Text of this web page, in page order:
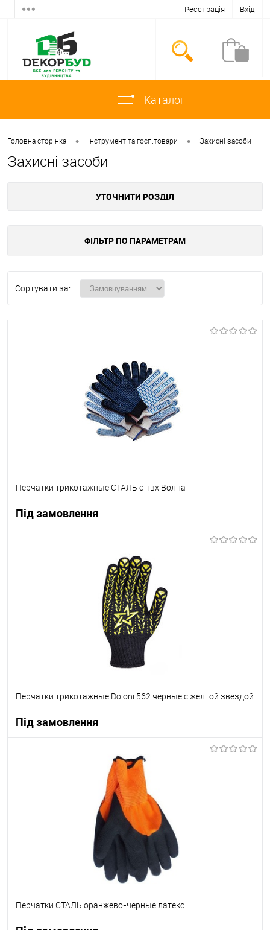
Реєстрація Вхід
Каталог
Головна сторінка • Інструмент та госп.товари • Захисні засоби
Захисні засоби
УТОЧНИТИ РОЗДІЛ
ФІЛЬТР ПО ПАРАМЕТРАМ
Сортувати за:
Перчатки трикотажные СТАЛЬ с пвх Волна
Під замовлення
Перчатки трикотажные Doloni 562 черные с желтой звездой
Під замовлення
В корзину
Перчатки СТАЛЬ оранжево-черные латекс